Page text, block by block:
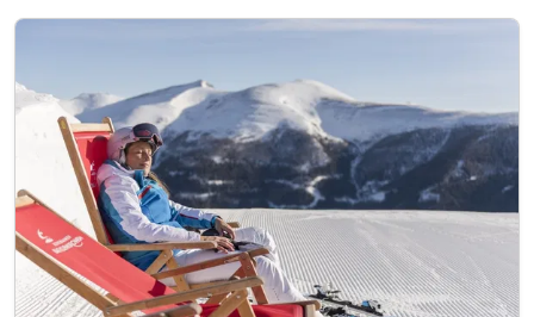
inkl. Nutzung des Fitnessraumes
inkl. Parkplatz vor dem Hotel
inkl. W-LAN Nutzung